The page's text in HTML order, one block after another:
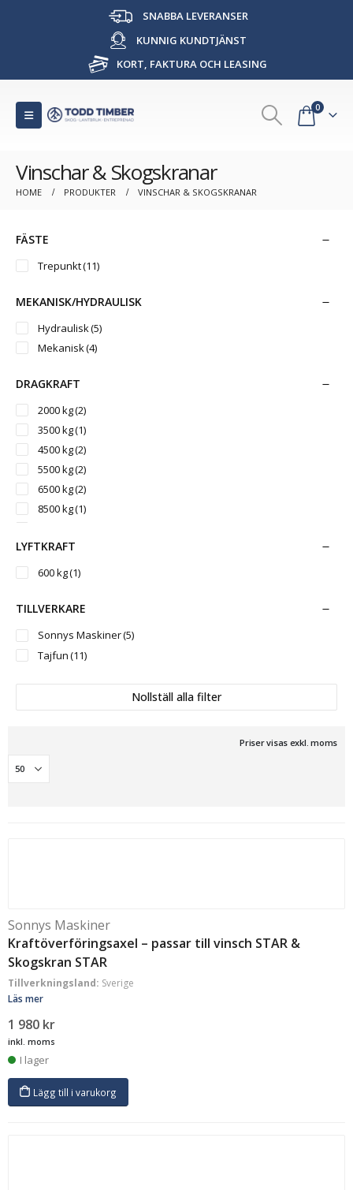
SNABBA LEVERANSER
KUNNIG KUNDTJÄNST
KORT, FAKTURA OCH LEASING
0
Vinschar & Skogskranar
HOME PRODUKTER VINSCHAR & SKOGSKRANAR
FÄSTE
Trepunkt(11)
MEKANISK/HYDRAULISK
Hydraulisk(5)
Mekanisk(4)
DRAGKRAFT
2000 kg(2)
3500 kg(1)
4500 kg(2)
5500 kg(2)
6500 kg(2)
8500 kg(1)
LYFTKRAFT
600 kg(1)
TILLVERKARE
Sonnys Maskiner(5)
Tajfun(11)
Nollställ alla filter
Priser visas exkl. moms
Sonnys Maskiner
Kraftöverföringsaxel – passar till vinsch STAR &
Skogskran STAR
Tillverkningsland: Sverige
Läs mer
1 980 kr
inkl. moms
I lager
Lägg till i varukorg